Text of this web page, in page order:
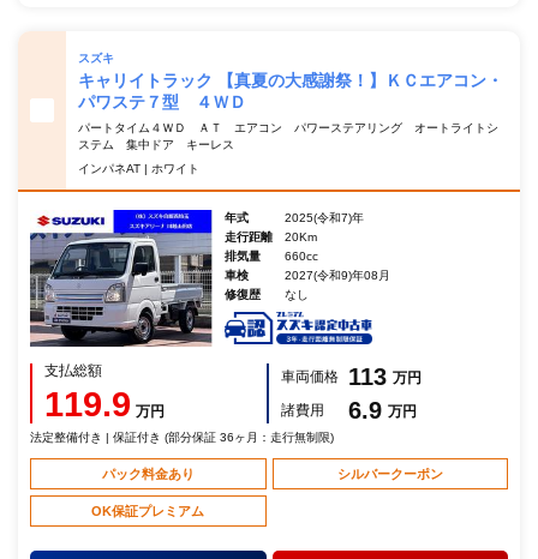
スズキ
キャリイトラック 【真夏の大感謝祭！】ＫＣエアコン・
パワステ７型 ４ＷＤ
パートタイム４ＷＤ ＡＴ エアコン パワーステアリング オートライトシ
ステム 集中ドア キーレス
インパネAT | ホワイト
年式
2025(令和7)年
走行距離
20Km
排気量
660cc
車検
2027(令和9)年08月
修復歴
なし
支払総額
119.9 万円
車両価格 113 万円
諸費用
6.9 万円
法定整備付き | 保証付き (部分保証 36ヶ月：走行無制限)
パック料金あり シルバークーポン
OK保証プレミアム